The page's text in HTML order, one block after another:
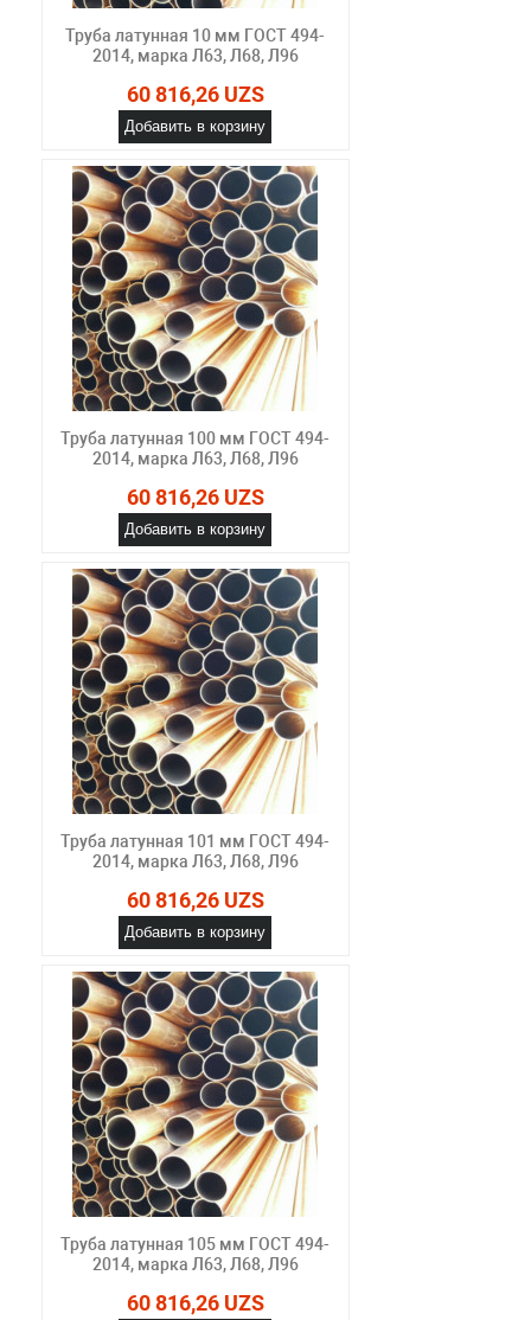
Труба латунная 10 мм ГОСТ 494-
2014, марка Л63, Л68, Л96
60 816,26 UZS
Добавить в корзину
Труба латунная 100 мм ГОСТ 494-
2014, марка Л63, Л68, Л96
60 816,26 UZS
Добавить в корзину
Труба латунная 101 мм ГОСТ 494-
2014, марка Л63, Л68, Л96
60 816,26 UZS
Добавить в корзину
Труба латунная 105 мм ГОСТ 494-
2014, марка Л63, Л68, Л96
60 816,26 UZS